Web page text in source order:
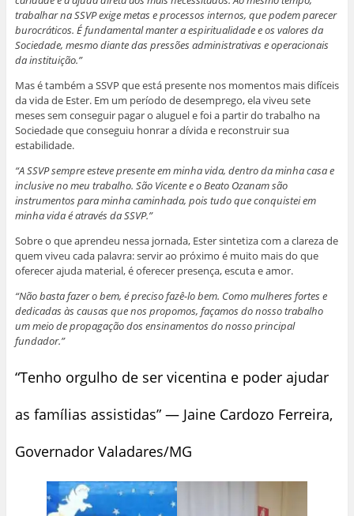
trabalhar na SSVP exige metas e processos internos, que podem parecer
burocráticos. É fundamental manter a espiritualidade e os valores da
Sociedade, mesmo diante das pressões administrativas e operacionais
da instituição.”
Mas é também a SSVP que está presente nos momentos mais difíceis
da vida de Ester. Em um período de desemprego, ela viveu sete
meses sem conseguir pagar o aluguel e foi a partir do trabalho na
Sociedade que conseguiu honrar a dívida e reconstruir sua
estabilidade.
“A SSVP sempre esteve presente em minha vida, dentro da minha casa e
inclusive no meu trabalho. São Vicente e o Beato Ozanam são
instrumentos para minha caminhada, pois tudo que conquistei em
minha vida é através da SSVP.”
Sobre o que aprendeu nessa jornada, Ester sintetiza com a clareza de
quem viveu cada palavra: servir ao próximo é muito mais do que
oferecer ajuda material, é oferecer presença, escuta e amor.
“Não basta fazer o bem, é preciso fazê-lo bem. Como mulheres fortes e
dedicadas às causas que nos propomos, façamos do nosso trabalho
um meio de propagação dos ensinamentos do nosso principal
fundador.”
“Tenho orgulho de ser vicentina e poder ajudar
as famílias assistidas” — Jaine Cardozo Ferreira,
Governador Valadares/MG